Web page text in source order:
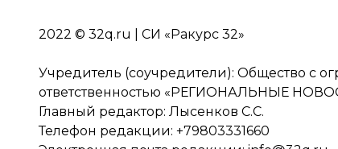
2022 © 32q.ru | СИ «Ракурс 32»
Учредитель (соучредители): Общество с
ответственностью «РЕГИОНАЛЬНЫЕ
Главный редактор: Лысенков С.С.
Телефон редакции: +79803331660